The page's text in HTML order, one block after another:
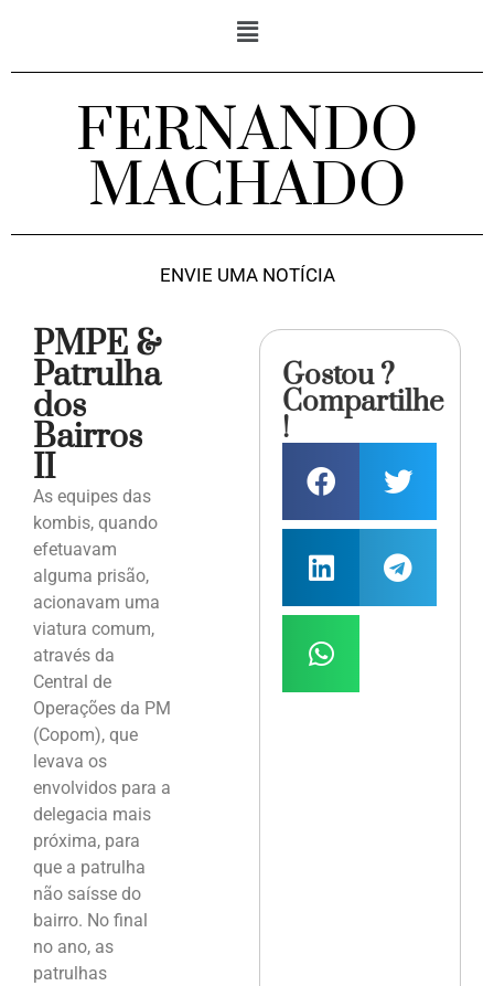
FERNANDO
MACHADO
ENVIE UMA NOTÍCIA
PMPE &
Patrulha
dos
Bairros
II
As equipes das
kombis, quando
efetuavam
alguma prisão,
acionavam uma
viatura comum,
através da
Central de
Operações da PM
(Copom), que
levava os
envolvidos para a
delegacia mais
próxima, para
que a patrulha
não saísse do
bairro. No final
no ano, as
patrulhas
Gostou ?
Compartilhe
!